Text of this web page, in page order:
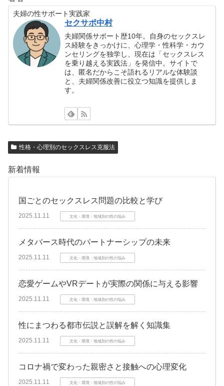
夫婦の性サポート実践家
セクサポ中村
夫婦関係サポート歴10年。自身のセックスレ
ス経験をきっかけに、心理学・性科学・カウ
ンセリングを独学し、現在は「セックスレス
を乗り越える実践法」を発信中。サイトで
は、匿名だからこそ語れるリアルな体験談
と、夫婦関係改善に役立つ知識を提供しま
す。
性格・心理別のセックスレス克服法
新着情報
国ごとのセックスレス問題の比較と学び
2025.11.11 文化・環境・地域別の性の悩み
メタバース時代のパートナーシップの未来
2025.11.11 文化・環境・地域別の性の悩み
恋愛ゲームやVRデートが実際の関係に与える影響
2025.11.11 文化・環境・地域別の性の悩み
性にまつわる都市伝説と誤解を解く知識集
2025.11.11 文化・環境・地域別の性の悩み
コロナ禍で変わった親密さと接触への心理変化
2025.11.11 文化・環境・地域別の性の悩み